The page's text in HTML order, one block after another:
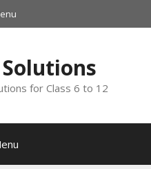
for Class 6 to 12